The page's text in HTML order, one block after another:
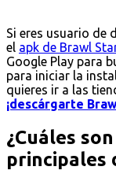
Si eres usuario de
el apk de Brawl
Google Play para
para iniciar la
quieres ir a las
¡descárgarte
¿Cuáles
principales